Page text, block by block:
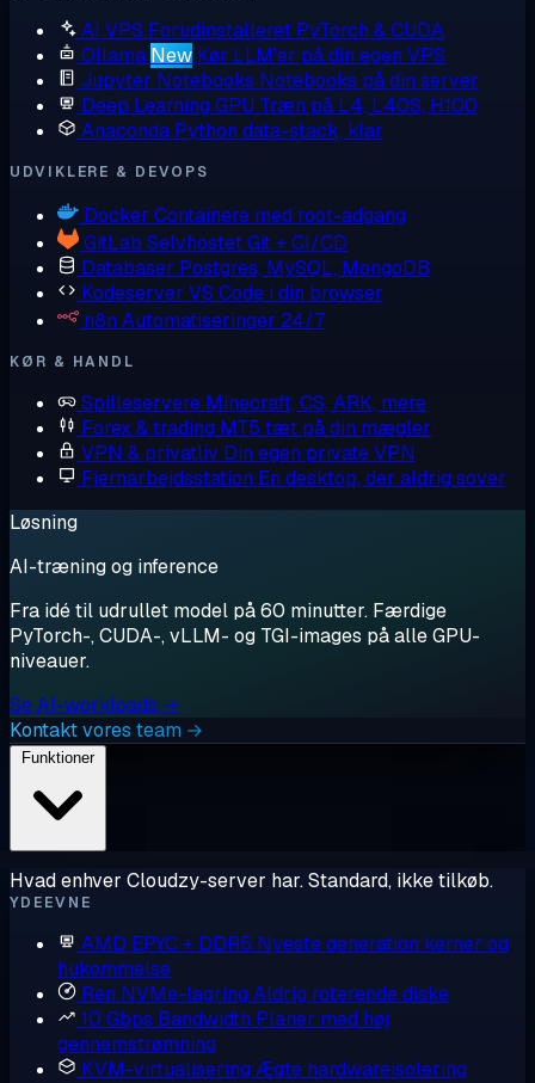
AI VPS Forudinstalleret PyTorch & CUDA
Ollama New Kør LLM'er på din egen VPS
Jupyter Notebooks Notebooks på din server
Deep Learning GPU Træn på L4, L40S, H100
Anaconda Python data-stack, klar
UDVIKLERE & DEVOPS
Docker Containere med root-adgang
GitLab Selvhostet Git + CI/CD
Databaser Postgres, MySQL, MongoDB
Kodeserver VS Code i din browser
n8n Automatiseringer 24/7
KØR & HANDL
Spilleservere Minecraft, CS, ARK, mere
Forex & trading MT5 tæt på din mægler
VPN & privatliv Din egen private VPN
Fjernarbejdsstation En desktop, der aldrig sover
Løsning
AI-træning og inference
Fra idé til udrullet model på 60 minutter. Færdige
PyTorch-, CUDA-, vLLM- og TGI-images på alle GPU-
niveauer.
Se AI-workloads →
Kontakt vores team →
Funktioner
Hvad enhver Cloudzy-server har. Standard, ikke tilkøb.
YDEEVNE
AMD EPYC + DDR5 Nyeste generation kerner og
hukommelse
Ren NVMe-lagring Aldrig roterende diske
10 Gbps Bandwidth Planer med høj
gennemstrømning
KVM-virtualisering Ægte hardwareisolering